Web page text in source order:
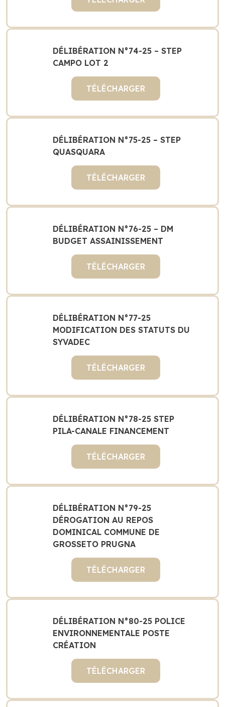
DÉLIBÉRATION N°74-25 – STEP
CAMPO LOT 2
TÉLÉCHARGER
DÉLIBÉRATION N°75-25 – STEP
QUASQUARA
TÉLÉCHARGER
DÉLIBÉRATION N°76-25 – DM
BUDGET ASSAINISSEMENT
TÉLÉCHARGER
DÉLIBÉRATION N°77-25
MODIFICATION DES STATUTS DU
SYVADEC
TÉLÉCHARGER
DÉLIBÉRATION N°78-25 STEP
PILA-CANALE FINANCEMENT
TÉLÉCHARGER
DÉLIBÉRATION N°79-25
DÉROGATION AU REPOS
DOMINICAL COMMUNE DE
GROSSETO PRUGNA
TÉLÉCHARGER
DÉLIBÉRATION N°80-25 POLICE
ENVIRONNEMENTALE POSTE
CRÉATION
TÉLÉCHARGER